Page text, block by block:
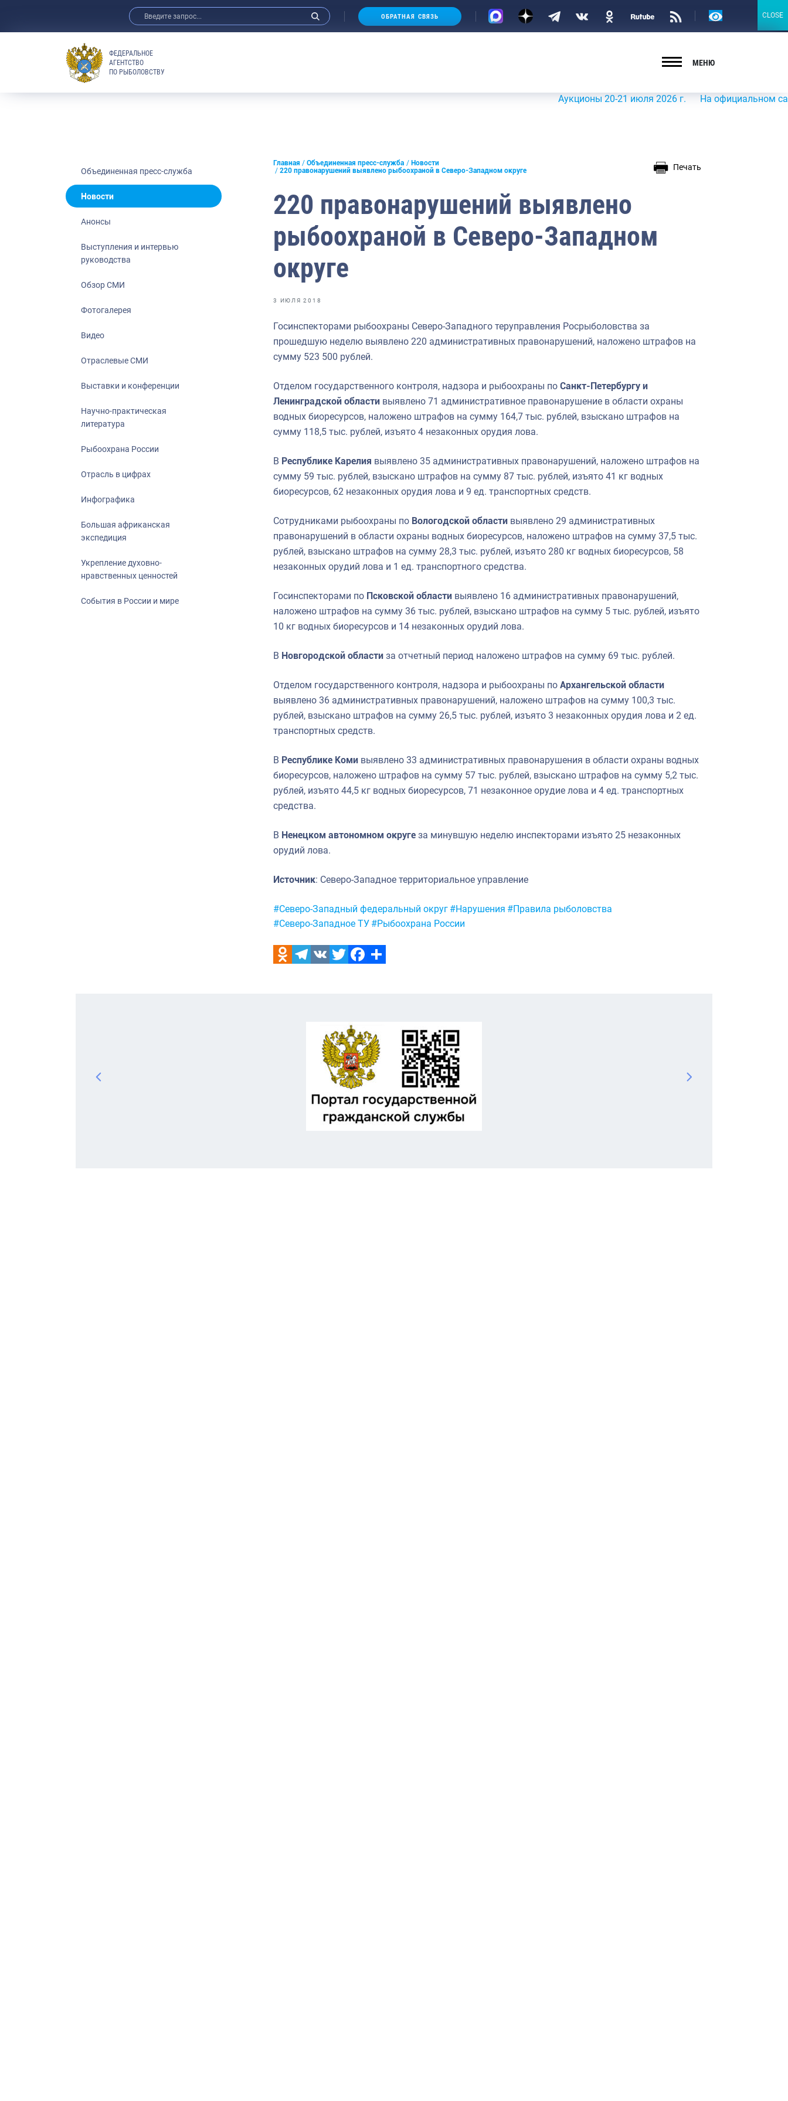
Анонсы
Отраслевые СМИ
Выставки и конференции
Научно-практическая литература
Рыбоохрана России
Отрасль в цифрах
Большая африканская экспедиция
ОБРАТНАЯ СВЯЗЬ
Версия
ФЕДЕРАЛЬНОЕ
АГЕНТСТВО
ПО РЫБОЛОВСТВУ
МЕНЮ
Аукционы 20-21 июля 2026 г. На официальном сайте
Объединенная пресс-служба
Новости
Анонсы
Выступления и интервью
руководства
Обзор СМИ
Фотогалерея
Видео
Отраслевые СМИ
Выставки и конференции
Научно-практическая
литература
Рыбоохрана России
Отрасль в цифрах
Инфографика
Большая африканская
экспедиция
Укрепление духовно-
нравственных ценностей
События в России и мире
Главная Объединенная пресс-служба
Новости
220 правонарушений выявлено рыбоохраной в Северо-Западном округе
Печать
220 правонарушений выявлено
рыбоохраной в Северо-Западном
округе
3 ИЮЛЯ 2018
Госинспекторами рыбоохраны Северо-Западного теруправления Росрыболовства за
прошедшую неделю выявлено 220 административных правонарушений, наложено штрафов на
сумму 523 500 рублей.
Отделом государственного контроля, надзора и рыбоохраны по Санкт-Петербургу и
Ленинградской области выявлено 71 административное правонарушение в области охраны
водных биоресурсов, наложено штрафов на сумму 164,7 тыс. рублей, взыскано штрафов на
сумму 118,5 тыс. рублей, изъято 4 незаконных орудия лова.
В Республике Карелия выявлено 35 административных правонарушений, наложено штрафов на
сумму 59 тыс. рублей, взыскано штрафов на сумму 87 тыс. рублей, изъято 41 кг водных
биоресурсов, 62 незаконных орудия лова и 9 ед. транспортных средств.
Сотрудниками рыбоохраны по Вологодской области выявлено 29 административных
правонарушений в области охраны водных биоресурсов, наложено штрафов на сумму 37,5 тыс.
рублей, взыскано штрафов на сумму 28,3 тыс. рублей, изъято 280 кг водных биоресурсов, 58
незаконных орудий лова и 1 ед. транспортного средства.
Госинспекторами по Псковской области выявлено 16 административных правонарушений,
наложено штрафов на сумму 36 тыс. рублей, взыскано штрафов на сумму 5 тыс. рублей, изъято
10 кг водных биоресурсов и 14 незаконных орудий лова.
В Новгородской области за отчетный период наложено штрафов на сумму 69 тыс. рублей.
Отделом государственного контроля, надзора и рыбоохраны по Архангельской области
выявлено 36 административных правонарушений, наложено штрафов на сумму 100,3 тыс.
рублей, взыскано штрафов на сумму 26,5 тыс. рублей, изъято 3 незаконных орудия лова и 2 ед.
транспортных средств.
В Республике Коми выявлено 33 административных правонарушения в области охраны водных
биоресурсов, наложено штрафов на сумму 57 тыс. рублей, взыскано штрафов на сумму 5,2 тыс.
рублей, изъято 44,5 кг водных биоресурсов, 71 незаконное орудие лова и 4 ед. транспортных
средства.
В Ненецком автономном округе за минувшую неделю инспекторами изъято 25 незаконных
орудий лова.
Источник: Северо-Западное территориальное управление
Метки:
#Северо-Западный федеральный округ #Нарушения #Правила рыболовства
#Северо-Западное ТУ #Рыбоохрана России
CLOSE
CLOSE